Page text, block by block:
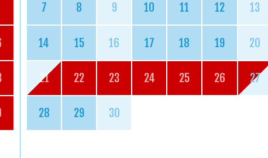
7 8 9 10 11 12 13
14 15 16 17 18 19 20
21 22 23 24 25 26 27
28 29 30